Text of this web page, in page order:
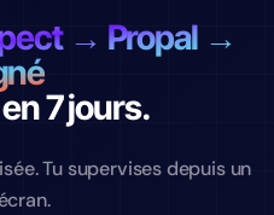
→ Propal →
7 jours.
Tu supervises depuis un